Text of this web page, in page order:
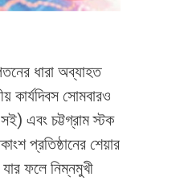
ধারা অব্যাহত
কার্যদিবস সোমবারও
এবং চট্টগ্রাম স্টক
প্রতিষ্ঠানের শেয়ার
ফলে নিম্নমুখী